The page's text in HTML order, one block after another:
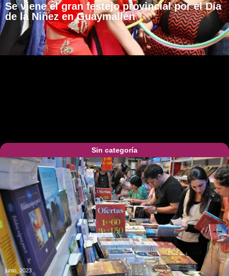
Se viene el gran festejo provincial por el Día
de la Niñez en Guaymallén
Sin categoría
junio, 2023